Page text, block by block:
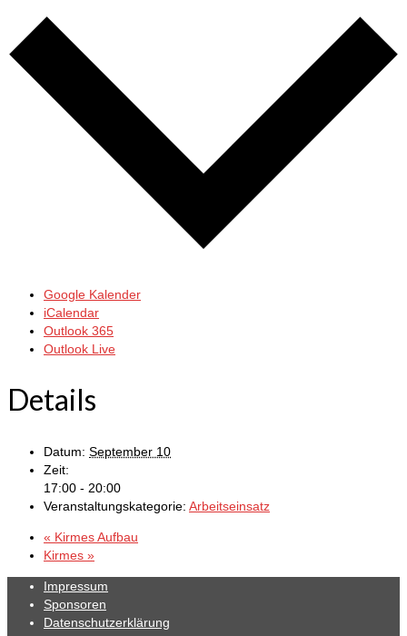
Google Kalender
iCalendar
Outlook 365
Outlook Live
Details
Datum: September 10
Zeit:
17:00 - 20:00
Veranstaltungskategorie: Arbeitseinsatz
« Kirmes Aufbau
Kirmes »
Impressum
Sponsoren
Datenschutzerklärung